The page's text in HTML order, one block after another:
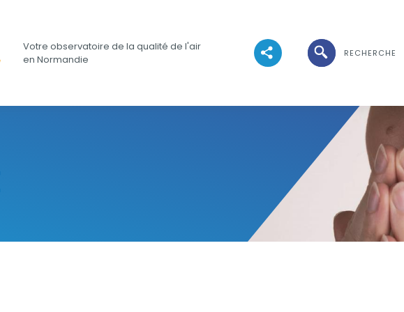
Votre observatoire de la qualité de l'air
en Normandie
Voir les réseaux sociaux
Ouvrir laRECHERCHE